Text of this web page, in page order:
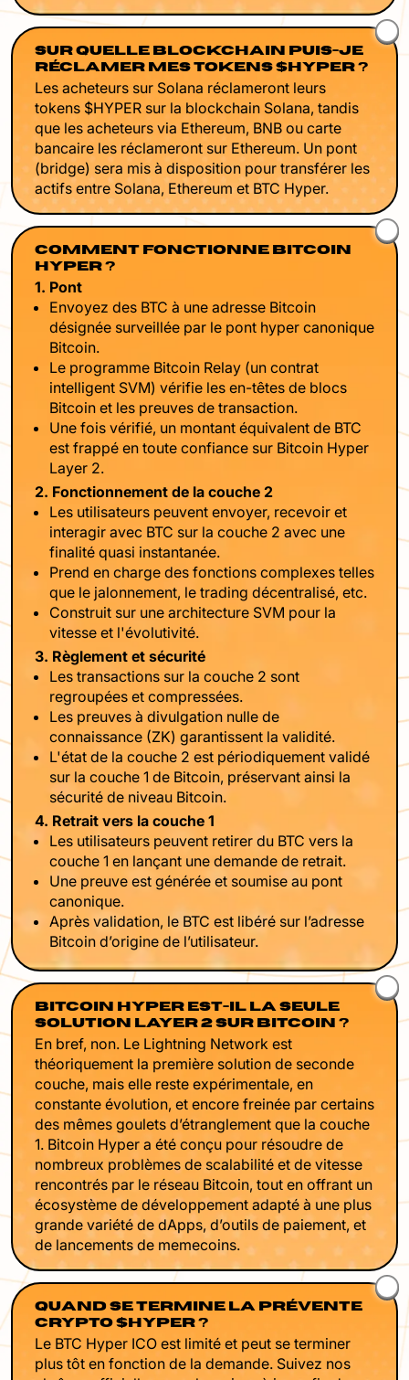
SUR QUELLE BLOCKCHAIN PUIS-JE
RÉCLAMER MES TOKENS $HYPER ?
Les acheteurs sur Solana réclameront leurs
tokens $HYPER sur la blockchain Solana, tandis
que les acheteurs via Ethereum, BNB ou carte
bancaire les réclameront sur Ethereum. Un pont
(bridge) sera mis à disposition pour transférer les
actifs entre Solana, Ethereum et BTC Hyper.
COMMENT FONCTIONNE BITCOIN
HYPER ?
1. Pont
Envoyez des BTC à une adresse Bitcoin
désignée surveillée par le pont hyper canonique
Bitcoin.
Le programme Bitcoin Relay (un contrat
intelligent SVM) vérifie les en-têtes de blocs
Bitcoin et les preuves de transaction.
Une fois vérifié, un montant équivalent de BTC
est frappé en toute confiance sur Bitcoin Hyper
Layer 2.
2. Fonctionnement de la couche 2
Les utilisateurs peuvent envoyer, recevoir et
interagir avec BTC sur la couche 2 avec une
finalité quasi instantanée.
Prend en charge des fonctions complexes telles
que le jalonnement, le trading décentralisé, etc.
Construit sur une architecture SVM pour la
vitesse et l'évolutivité.
3. Règlement et sécurité
Les transactions sur la couche 2 sont
regroupées et compressées.
Les preuves à divulgation nulle de
connaissance (ZK) garantissent la validité.
L'état de la couche 2 est périodiquement validé
sur la couche 1 de Bitcoin, préservant ainsi la
sécurité de niveau Bitcoin.
4. Retrait vers la couche 1
Les utilisateurs peuvent retirer du BTC vers la
couche 1 en lançant une demande de retrait.
Une preuve est générée et soumise au pont
canonique.
Après validation, le BTC est libéré sur l’adresse
Bitcoin d’origine de l’utilisateur.
BITCOIN HYPER EST-IL LA SEULE
SOLUTION LAYER 2 SUR BITCOIN ?
En bref, non. Le Lightning Network est
théoriquement la première solution de seconde
couche, mais elle reste expérimentale, en
constante évolution, et encore freinée par certains
des mêmes goulets d’étranglement que la couche
1. Bitcoin Hyper a été conçu pour résoudre de
nombreux problèmes de scalabilité et de vitesse
rencontrés par le réseau Bitcoin, tout en offrant un
écosystème de développement adapté à une plus
grande variété de dApps, d’outils de paiement, et
de lancements de memecoins.
QUAND SE TERMINE LA PRÉVENTE
CRYPTO $HYPER ?
Le BTC Hyper ICO est limité et peut se terminer
plus tôt en fonction de la demande. Suivez nos